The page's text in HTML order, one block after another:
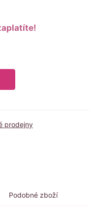
prodejny
Podobné zboží